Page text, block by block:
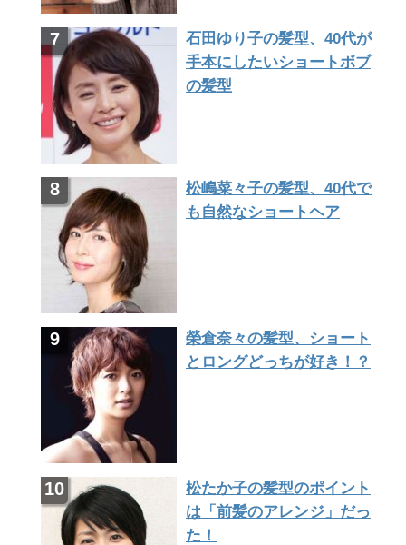
石田ゆり子の髪型、40代が
手本にしたいショートボブ
の髪型
松嶋菜々子の髪型、40代で
も自然なショートヘア
榮倉奈々の髪型、ショート
とロングどっちが好き！？
松たか子の髪型のポイント
は「前髪のアレンジ」だっ
た！